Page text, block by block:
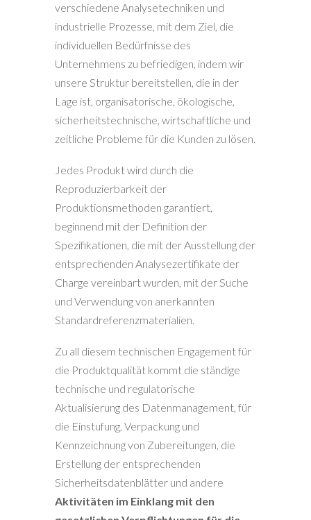
verschiedene Analysetechniken und
industrielle Prozesse, mit dem Ziel, die
individuellen Bedürfnisse des
Unternehmens zu befriedigen, indem wir
unsere Struktur bereitstellen, die in der
Lage ist, organisatorische, ökologische,
sicherheitstechnische, wirtschaftliche und
zeitliche Probleme für die Kunden zu lösen.
Jedes Produkt wird durch die
Reproduzierbarkeit der
Produktionsmethoden garantiert,
beginnend mit der Definition der
Spezifikationen, die mit der Ausstellung der
entsprechenden Analysezertifikate der
Charge vereinbart wurden, mit der Suche
und Verwendung von anerkannten
Standardreferenzmaterialien.
Zu all diesem technischen Engagement für
die Produktqualität kommt die ständige
technische und regulatorische
Aktualisierung des Datenmanagement, für
die Einstufung, Verpackung und
Kennzeichnung von Zubereitungen, die
Erstellung der entsprechenden
Sicherheitsdatenblätter und andere
Aktivitäten im Einklang mit den